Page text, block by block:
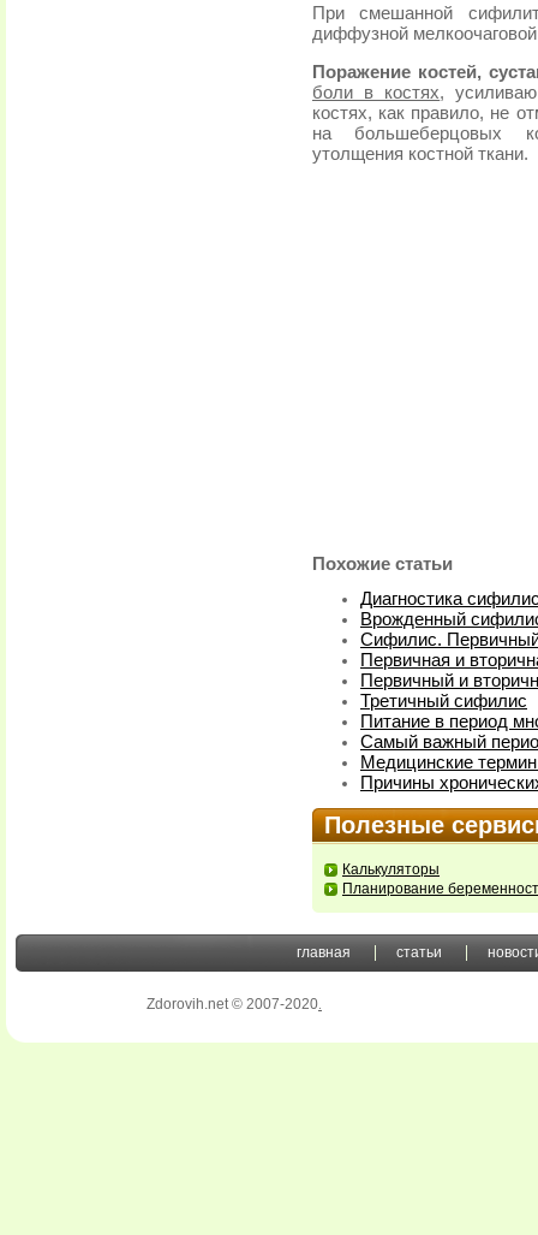
При смешанной
диффузной
Поражение костей,
боли в костях,
костях, как правило, не
на большеберцовых
утолщения костной ткани.
Похожие статьи
Диагностика
Врожденный
Сифилис. Первичный
Первичная и
Первичный и
Третичный сифилис
Питание в период
Самый важный
Медицинские
Причины
Полезные
Калькуляторы
Планирование
главная статьи
Zdorovih.net © 2007-2020